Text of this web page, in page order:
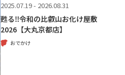
2025.07.19 - 2026.08.31
甦る‼令和の比叡山お化け屋敷
2026【大丸京都店】
おでかけ